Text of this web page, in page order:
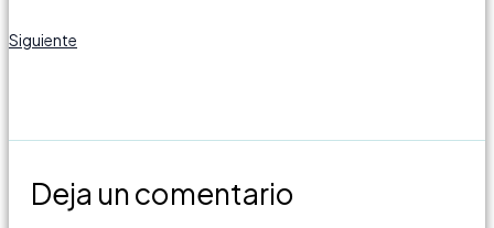
Siguiente
Deja un comentario